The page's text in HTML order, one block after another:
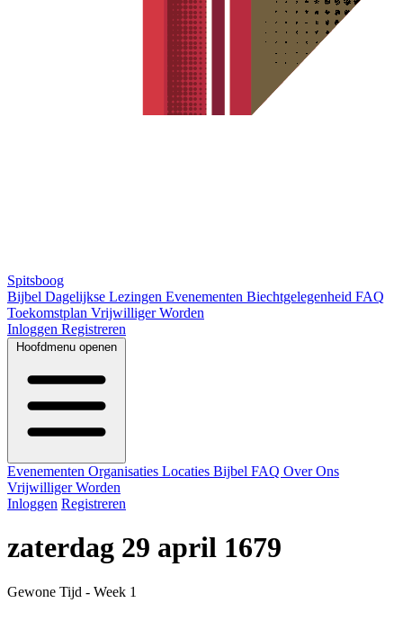
Spitsboog
Bijbel Dagelijkse Lezingen Evenementen Biechtgelegenheid FAQ
Toekomstplan Vrijwilliger Worden
Inloggen Registreren
Hoofdmenu openen
Evenementen Organisaties Locaties Bijbel FAQ Over Ons
Vrijwilliger Worden
Inloggen Registreren
zaterdag 29 april 1679
Gewone Tijd - Week 1